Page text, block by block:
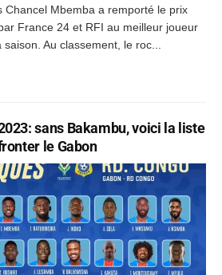
Chancel Mbemba a remporté le prix
France 24 et RFI au meilleur joueur
Au classement, le roc...
sans Bakambu, voici la liste
le Gabon